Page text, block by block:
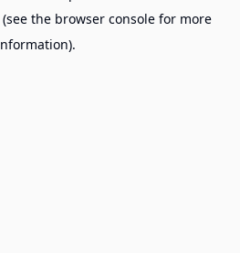
(see the browser console for more